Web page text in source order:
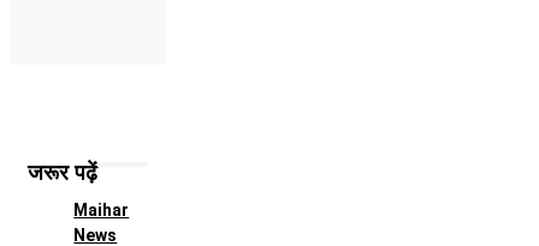
जरूर पढ़ें
Maihar
News